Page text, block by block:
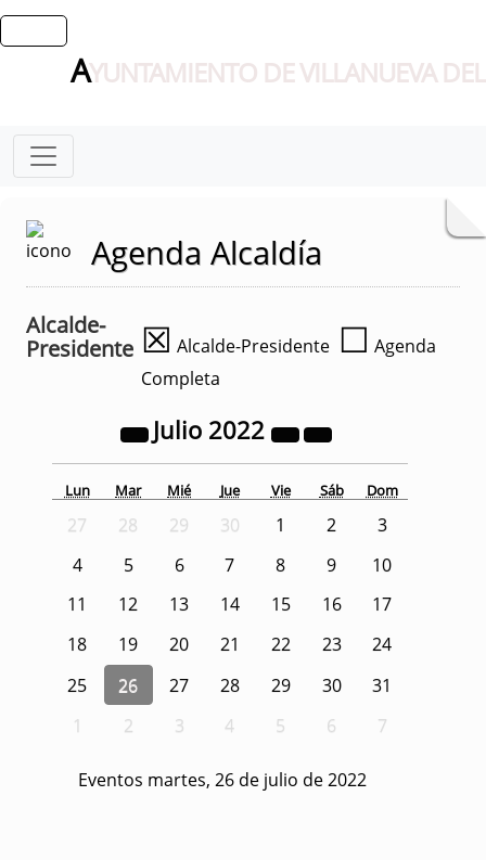
AYUNTAMIENTO DE VILLANUEVA
Agenda Alcaldía
Alcalde-
Presidente ☒ Alcalde-Presidente ☐ Agenda
Completa
Julio 2022
Lun Mar Mié Jue Vie Sáb Dom
27 28 29 30 1 2
3
4
5 6 7 8 9
10
11
12 13 14 15 16
17
18
19 20 21 22 23
24
25
26 27 28 29 30
31
1
2 3 4 5 6 7
Eventos martes, 26 de julio de 2022